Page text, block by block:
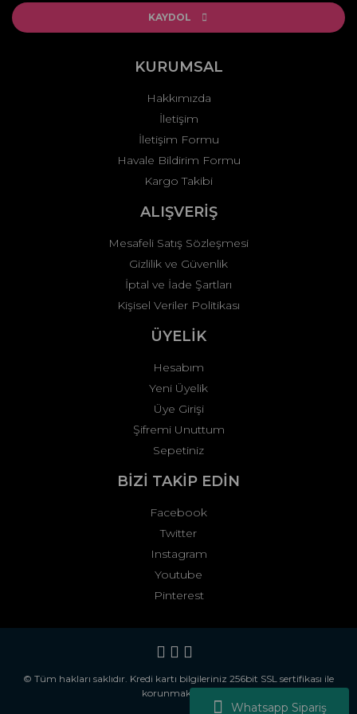
Whatsapp Sipariş
Ürün açıklamasında eksik bilgiler bulunuyor.
Ürün fiyatı diğer sitelerden daha pahalı.
Gönder
KAYDOL
KURUMSAL
Hakkımızda
İletişim
İletişim Formu
Havale Bildirim Formu
Kargo Takibi
ALIŞVERİŞ
Mesafeli Satış Sözleşmesi
Gizlilik ve Güvenlik
İptal ve İade Şartları
Kişisel Veriler Politikası
ÜYELİK
Hesabım
Yeni Üyelik
Üye Girişi
Şifremi Unuttum
Sepetiniz
BİZİ TAKİP EDİN
Facebook
Twitter
Instagram
Youtube
Pinterest
© Tüm hakları saklıdır. Kredi kartı bilgileriniz 256bit SSL sertifikası ile
korunmaktadır.